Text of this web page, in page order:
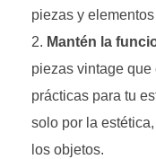
piezas y
Mantén la
piezas vintage
prácticas para tu
solo por la
los objetos.